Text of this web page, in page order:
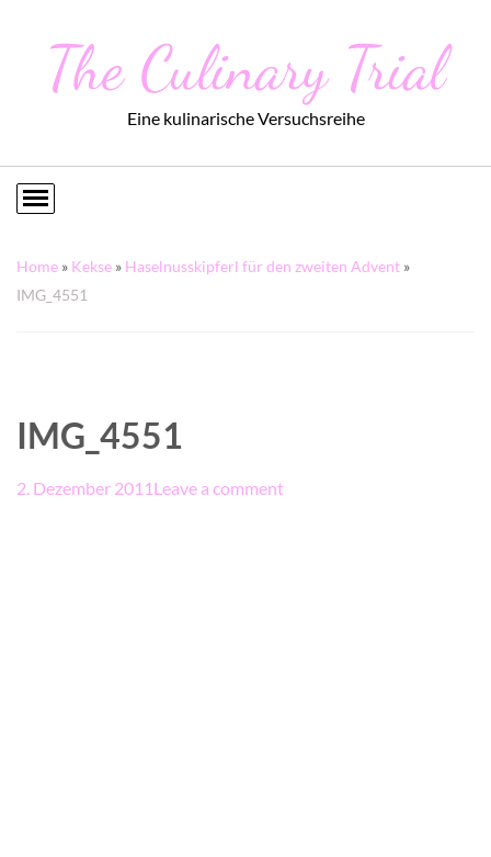
The Culinary Trial
Eine kulinarische Versuchsreihe
Home » Kekse » Haselnusskipferl für den zweiten Advent »
IMG_4551
IMG_4551
2. Dezember 2011 Leave a comment